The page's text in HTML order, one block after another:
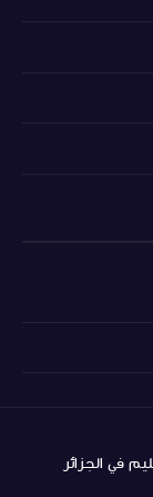
في الجزائر